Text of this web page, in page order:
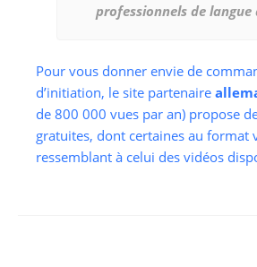
professionnels de langue
Pour vous donner envie de
d’initiation, le site partenaire
de 800 000 vues par an) propose
gratuites, dont certaines au format
ressemblant à celui des vidéos